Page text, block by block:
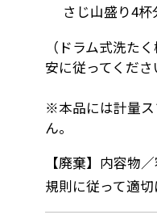
さじ山盛り4杯
（ドラム式洗た
安に従ってくださ
※本品には計量ス
ん。
【廃棄】内容物
規則に従って適切